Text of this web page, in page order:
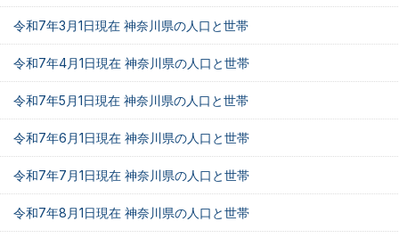
令和7年3月1日現在 神奈川県の人口と世帯
令和7年4月1日現在 神奈川県の人口と世帯
令和7年5月1日現在 神奈川県の人口と世帯
令和7年6月1日現在 神奈川県の人口と世帯
令和7年7月1日現在 神奈川県の人口と世帯
令和7年8月1日現在 神奈川県の人口と世帯